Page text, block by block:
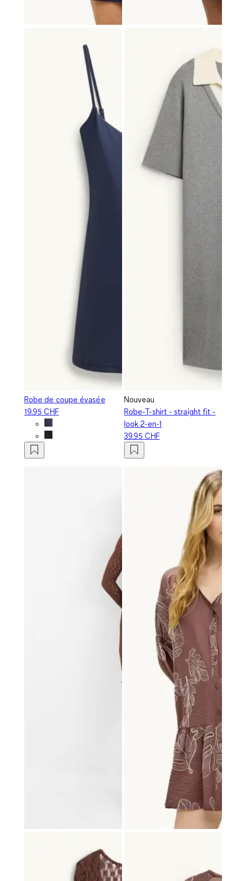
Robe de coupe évasée
19.95 CHF
Nouveau
Robe-T-shirt - straight fit -
look 2-en-1
39.95 CHF